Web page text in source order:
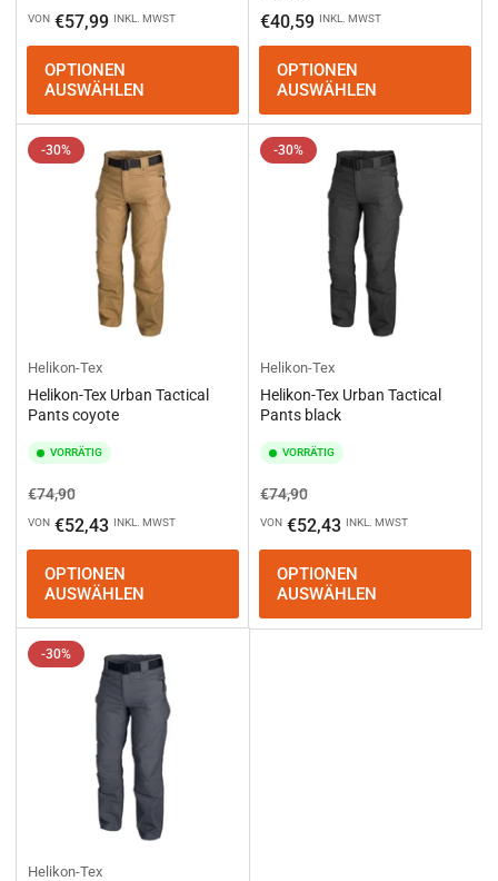
Normaler
Preis
VON €57,99 INKL. MWST
OPTIONEN
AUSWÄHLEN
Preis
€40,59 INKL. MWST
OPTIONEN
AUSWÄHLEN
-30%
Helikon-Tex
Helikon-Tex Urban Tactical
Pants coyote
VORRÄTIG
Normaler
Preis
€74,90Ausverkaufspreis
VON €52,43 INKL. MWST
OPTIONEN
AUSWÄHLEN
-30%
Helikon-Tex
Helikon-Tex Urban Tactical
Pants black
VORRÄTIG
Normaler
Preis
€74,90Ausverkaufspreis
VON €52,43 INKL. MWST
OPTIONEN
AUSWÄHLEN
-30%
Helikon-Tex